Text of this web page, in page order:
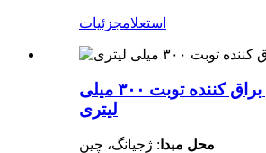
استعلامجزئیات
روغن موی براق کننده توبت ۳۰۰ میلی
لیتری
محل مبدا : ژجیانگ، چین